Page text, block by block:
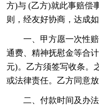
方)与 (乙方)就此事赔偿
则，经友好协商，达成如
一、甲方愿一次性
通费、精神抚慰金等合
元)。乙方须签写收条。
或法律责任。乙方同意
二、付款时间及办